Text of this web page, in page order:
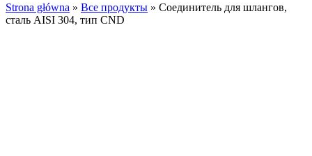
Strona główna » Все продукты » Соединитель для шлангов,
сталь AISI 304, тип CND